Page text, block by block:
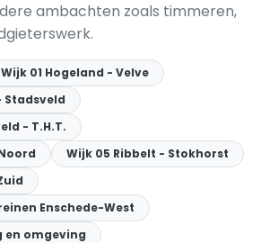
ambachten zoals timmeren,
Wijk 01 Hogeland - Velve
Stadsveld
- T.H.T.
Wijk 05 Ribbelt - Stokhorst
Enschede-West
en omgeving